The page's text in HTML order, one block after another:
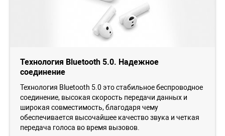
Технология Bluetooth 5.0. Надежное
соединение
Технология Bluetooth 5.0 это стабильное беспроводное
соединение, высокая скорость передачи данных и
широкая совместимость, благодаря чему
обеспечивается высочайшее качество звука и четкая
передача голоса во время вызовов.